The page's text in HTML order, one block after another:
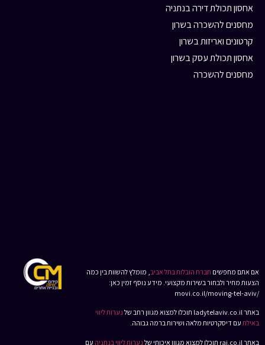
אחסון תכולת דירה בנתניה
מחסנים להשכרה בשרון
קרטונים ואריזות בשרון
אחסון תכולת עסק בשרון
מחסנים להשכרה
אם אתם מחפשים חברת הובלות בתל אביב, מומלץ להשוות בין כמה
הצעות מחיר ולבחור בשירות מקצועי. מידע נוסף זמין כאן:
/movi.co.il/moving-tel-aviv
באתר ladytelaviv.co.il תוכלו למצוא מגוון רחב של
נערות ליווי
באילת עם דיסקרטיות מלאה ושירות ברמה גבוהה.
באתר rai.co.il תוכלו למצוא מגוון איכותי של נערות ליווי בנתניה עם